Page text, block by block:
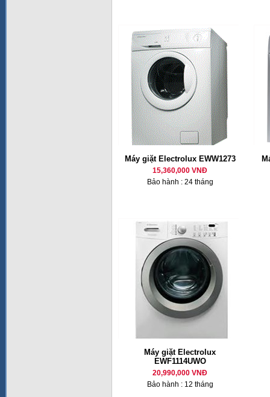
Máy giặt Electrolux EWW1273
15,360,000 VNĐ
Bảo hành : 24 tháng
Máy giặt Electrolux
EWF1114UWO
20,990,000 VNĐ
Bảo hành : 12 tháng